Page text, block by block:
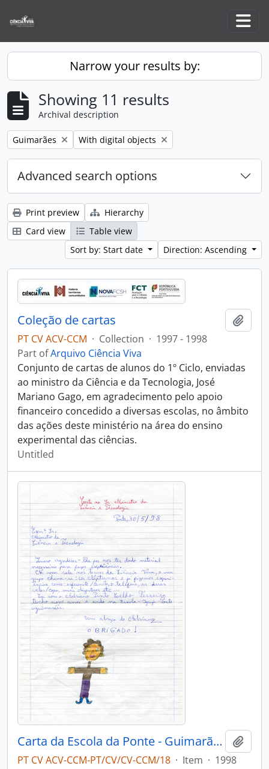
Narrow your results by:
Showing 11 results
Archival description
Remove filter:
Guimarães Remove filter:
With digital objects
Advanced search options
Print preview
Hierarchy
Card view
Table view
Sort by: Start date
Direction: Ascending
Coleção de cartas
PT CV ACV-CCM · Collection · 1997 - 1998
Part ofArquivo Ciência Viva
Conjunto de cartas de alunos do 1º Ciclo, enviadas
ao ministro da Ciência e da Tecnologia, José
Mariano Gago, em agradecimento pelo apoio
financeiro concedido a diversas escolas, no âmbito
das ações deste ministério na área do ensino
experimental das ciências.
Untitled
Carta da Escola da Ponte - Guimarães
PT CV ACV-CCM-PT/CV/CV-CCM/18 · Item · 1998